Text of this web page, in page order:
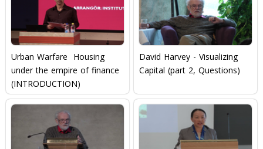
Urban Warfare  Housing
under the empire of finance
(INTRODUCTION)
David Harvey - Visualizing
Capital (part 2, Questions)